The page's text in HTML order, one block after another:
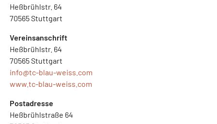
Heßbrühlstr. 64
70565 Stuttgart
Vereinsanschrift
Heßbrühlstr. 64
70565 Stuttgart
info@tc-blau-weiss.com
www.tc-blau-weiss.com
Postadresse
Heßbrühlstraße 64